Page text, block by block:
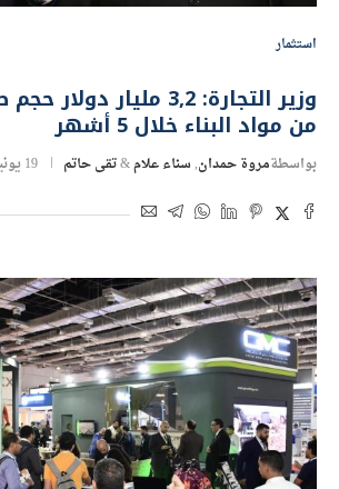
استثمار
وزير التجارة: 3,2 مليار
من مواد البناء خلال 5 أشهر
بواسطةمروة حمدان,سناء علام&تقى حاتم 19 يونيو 2023 | 1:45 م